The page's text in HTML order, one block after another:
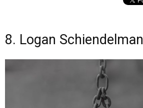
8. Logan Schiendelman